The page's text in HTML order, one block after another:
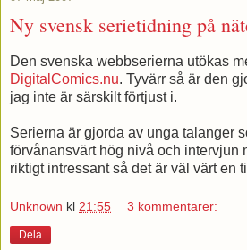
Ny svensk serietidning på
Den svenska webbserierna utökas
DigitalComics.nu. Tyvärr så är den
jag inte är särskilt förtjust i.
Serierna är gjorda av unga talanger
förvånansvärt hög nivå och intervjun
riktigt intressant så det är väl värt en
Unknown kl 21:55 3 kommentarer:
Dela